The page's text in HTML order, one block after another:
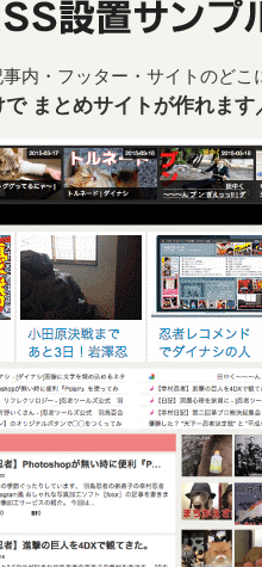
内・フッター・サイトのどこ
まとめサイトが作れます